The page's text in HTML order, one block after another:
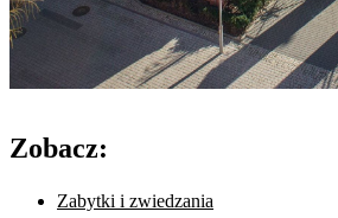
Zobacz:
Zabytki i zwiedzania